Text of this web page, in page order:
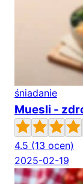
śniadanie
Muesli -
4.5 (13 ocen)
2025-02-19